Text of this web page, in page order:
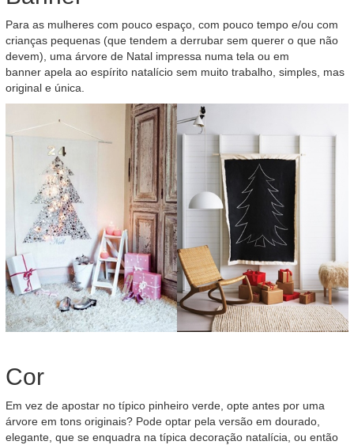
Para as mulheres com pouco espaço, com pouco tempo e/ou com
crianças pequenas (que tendem a derrubar sem querer o que não
devem), uma árvore de Natal impressa numa tela ou em
banner apela ao espírito natalício sem muito trabalho, simples, mas
original e única.
Cor
Em vez de apostar no típico pinheiro verde, opte antes por uma
árvore em tons originais? Pode optar pela versão em dourado,
elegante, que se enquadra na típica decoração natalícia, ou então